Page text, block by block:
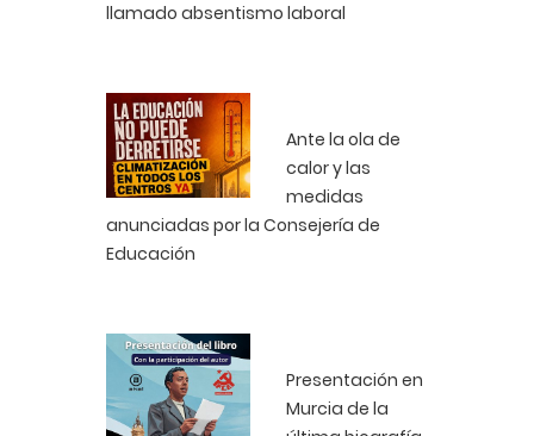
llamado absentismo laboral
Ante la ola de
calor y las
medidas
anunciadas por la Consejería de
Educación
Presentación en
Murcia de la